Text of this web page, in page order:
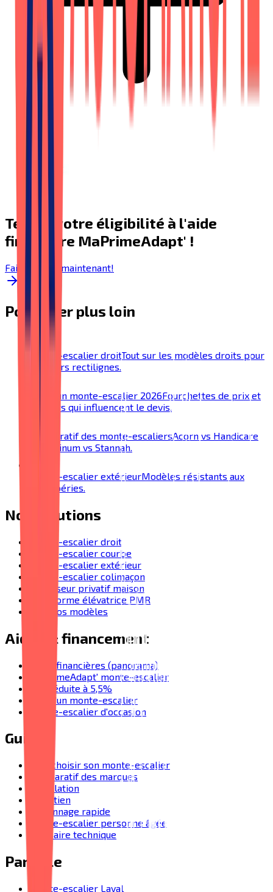
Testez votre éligibilité à l'aide
financière MaPrimeAdapt' !
Faire le test maintenant!
Pour aller plus loin
Monte-escalier droitTout sur les modèles droits pour
escaliers rectilignes.
Prix d'un monte-escalier 2026Fourchettes de prix et
facteurs qui influencent le devis.
Comparatif des monte-escaliersAcorn vs Handicare
vs Platinum vs Stannah.
Monte-escalier extérieurModèles résistants aux
intempéries.
Nos solutions
Monte-escalier droit
Monte-escalier courbe
Monte-escalier extérieur
Monte-escalier colimaçon
Ascenseur privatif maison
Plateforme élévatrice PMR
Tous nos modèles
Aides & financement
Aides financières (panorama)
MaPrimeAdapt' monte-escalier
TVA réduite à 5,5%
Prix d'un monte-escalier
Monte-escalier d'occasion
Guides
Bien choisir son monte-escalier
Comparatif des marques
Installation
Entretien
Dépannage rapide
Monte-escalier personne âgée
Glossaire technique
Par ville
Monte-escalier Laval